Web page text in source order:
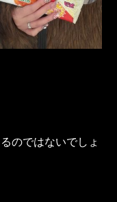
のではないでしょ